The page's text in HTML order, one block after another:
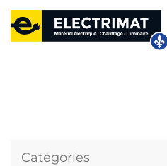
Catégories